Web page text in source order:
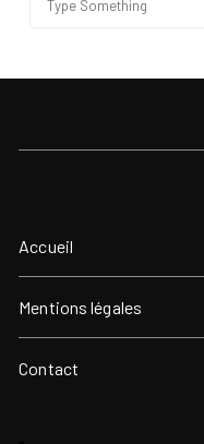
Accueil
Mentions légales
Contact